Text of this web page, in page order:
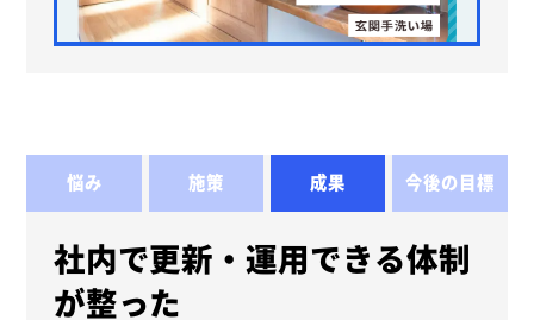
悩み 施策 成果 今後の目標
社内で更新・運用できる体制
が整った